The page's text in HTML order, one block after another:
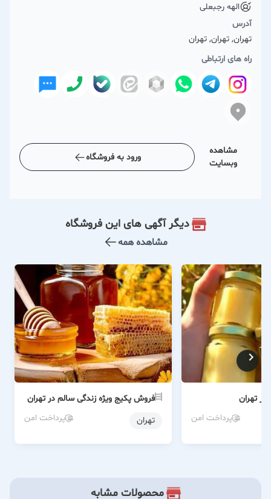
الهه رجبعلی
آدرس
تهران, تهران, تهران
راه های ارتباطی
مشاهده
وبسایت
ورود به فروشگاه
دیگر آگهی های این فروشگاه
مشاهده همه
تهران
پرداخت امن
فروش پکیج ویژه زندگی سالم در تهران
تهران
پرداخت امن
محصولات مشابه